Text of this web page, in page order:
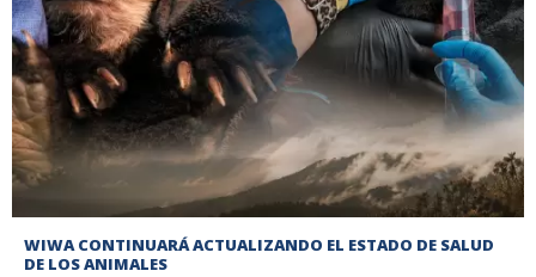
WIWA CONTINUARÁ ACTUALIZANDO EL ESTADO DE SALUD
DE LOS ANIMALES